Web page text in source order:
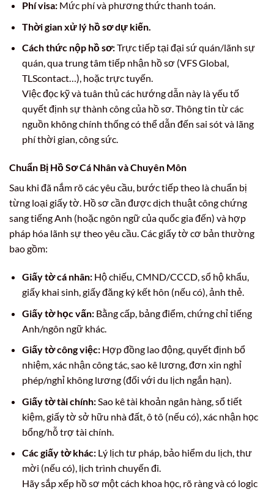
Phí visa:Mức phí và phương thức thanh toán.
Thời gian xử lý hồ sơ dự kiến.
Cách thức nộp hồ sơ:Trực tiếp tại đại sứ quán/lãnh sự
quán, qua trung tâm tiếp nhận hồ sơ (VFS Global,
TLScontact…), hoặc trực tuyến.
Việc đọc kỹ và tuân thủ các hướng dẫn này là yếu tố
quyết định sự thành công của hồ sơ. Thông tin từ các
nguồn không chính thống có thể dẫn đến sai sót và lãng
phí thời gian, công sức.
Chuẩn Bị Hồ Sơ Cá Nhân và Chuyên Môn
Sau khi đã nắm rõ các yêu cầu, bước tiếp theo là chuẩn bị
từng loại giấy tờ. Hồ sơ cần được dịch thuật công chứng
sang tiếng Anh (hoặc ngôn ngữ của quốc gia đến) và hợp
pháp hóa lãnh sự theo yêu cầu. Các giấy tờ cơ bản thường
bao gồm:
Giấy tờ cá nhân:Hộ chiếu, CMND/CCCD, sổ hộ khẩu,
giấy khai sinh, giấy đăng ký kết hôn (nếu có), ảnh thẻ.
Giấy tờ học vấn:Bằng cấp, bảng điểm, chứng chỉ tiếng
Anh/ngôn ngữ khác.
Giấy tờ công việc:Hợp đồng lao động, quyết định bổ
nhiệm, xác nhận công tác, sao kê lương, đơn xin nghỉ
phép/nghỉ không lương (đối với du lịch ngắn hạn).
Giấy tờ tài chính:Sao kê tài khoản ngân hàng, sổ tiết
kiệm, giấy tờ sở hữu nhà đất, ô tô (nếu có), xác nhận học
bổng/hỗ trợ tài chính.
Các giấy tờ khác:Lý lịch tư pháp, bảo hiểm du lịch, thư
mời (nếu có), lịch trình chuyến đi.
Hãy sắp xếp hồ sơ một cách khoa học, rõ ràng và có logic